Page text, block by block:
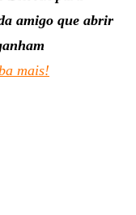
amigo que abrir
mais!